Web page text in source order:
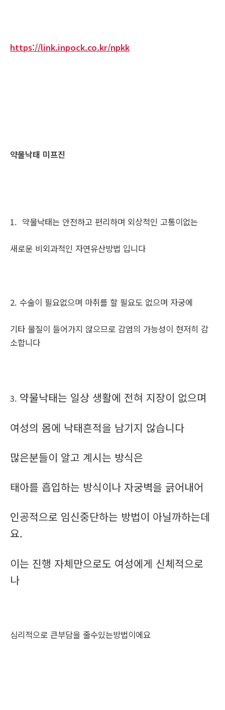
https://link.inpock.co.kr/npkk
약물낙태 미프진
1. 약물낙태는 안전하고 편리하며 외상적인 고통이없는
새로운 비외과적인 자연유산방법 입니다
2. 수술이 필요없으며 마취를 할 필요도 없으며 자궁에
기타 물질이 들어가지 않으므로 감염의 가능성이 현저히 감
소합니다
3. 약물낙태는 일상 생활에 전혀 지장이 없으며
여성의 몸에 낙태흔적을 남기지 않습니다
많은분들이 알고 계시는 방식은
태아를 흡입하는 방식이나 자궁벽을 긁어내어
인공적으로 임신중단하는 방법이 아닐까하는데
요.
이는 진행 자체만으로도 여성에게 신체적으로
나
심리적으로 큰부담을 줄수있는방법이에요